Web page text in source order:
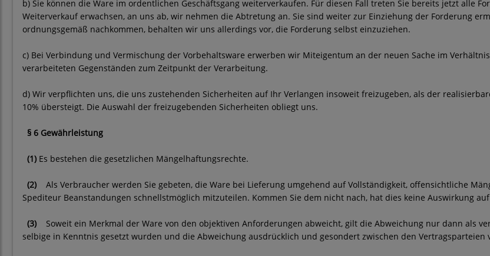
b) Sie können die Ware im ordentlichen Geschäftsgang weiterverkaufen. Für diesen Fall treten Sie bereits jetzt alle
Weiterverkauf erwachsen, an uns ab, wir nehmen die Abtretung an. Sie sind weiter zur Einziehung der Forderung
ordnungsgemäß nachkommen, behalten wir uns allerdings vor, die Forderung selbst einzuziehen.
c) Bei Verbindung und Vermischung der Vorbehaltsware erwerben wir Miteigentum an der neuen Sache im
verarbeiteten Gegenständen zum Zeitpunkt der Verarbeitung.
d) Wir verpflichten uns, die uns zustehenden Sicherheiten auf Ihr Verlangen insoweit freizugeben, als der
10% übersteigt. Die Auswahl der freizugebenden Sicherheiten obliegt uns.
§ 6 Gewährleistung
(1) Es bestehen die gesetzlichen Mängelhaftungsrechte.
(2)
Als Verbraucher werden Sie gebeten, die Ware bei Lieferung umgehend auf Vollständigkeit, offensichtliche
Spediteur Beanstandungen schnellstmöglich mitzuteilen. Kommen Sie dem nicht nach, hat dies keine Auswirkung
(3)
Soweit ein Merkmal der Ware von den objektiven Anforderungen abweicht, gilt die Abweichung nur dann als
selbige in Kenntnis gesetzt wurden und die Abweichung ausdrücklich und gesondert zwischen den Vertragsparteien